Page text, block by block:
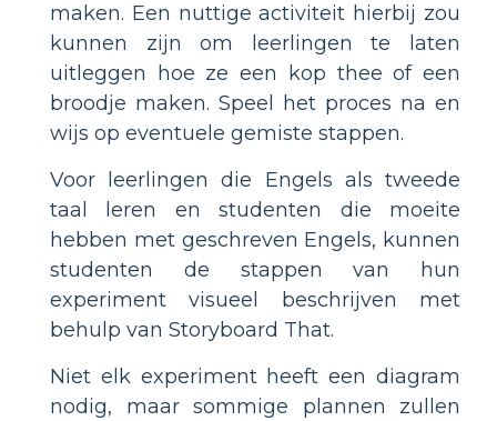
maken. Een nuttige activiteit hierbij zou
kunnen zijn om leerlingen te laten
uitleggen hoe ze een kop thee of een
broodje maken. Speel het proces na en
wijs op eventuele gemiste stappen.
Voor leerlingen die Engels als tweede
taal leren en studenten die moeite
hebben met geschreven Engels, kunnen
studenten de stappen van hun
experiment visueel beschrijven met
behulp van Storyboard That.
Niet elk experiment heeft een diagram
nodig, maar sommige plannen zullen